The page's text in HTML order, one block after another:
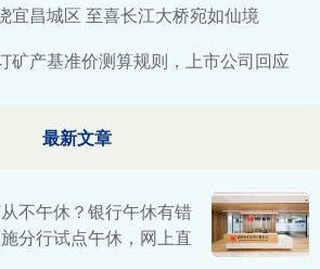
宜昌城区 至喜长江大桥宛如仙境
矿产基准价测算规则，上市公司回应
最新文章
不午休？银行午休有错
分行试点午休，网上直